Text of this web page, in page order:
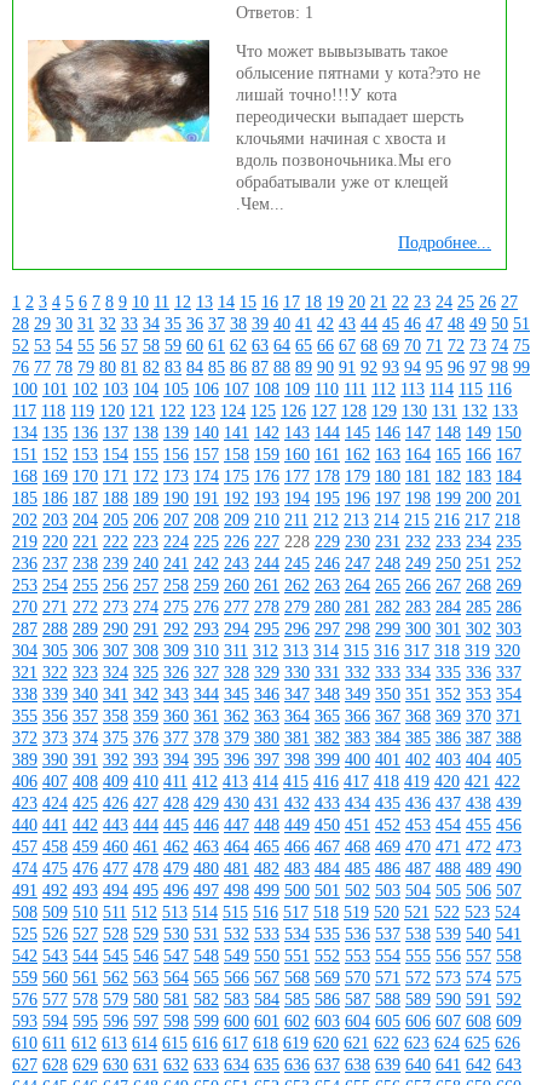
Ответов: 1
Что может вывызывать такое
облысение пятнами у кота?это не
лишай точно!!!У кота
переодически выпадает шерсть
клочьями начиная с хвоста и
вдоль позвоночьника.Мы его
обрабатывали уже от клещей
.Чем...
Подробнее...
1 2 3 4 5 6 7 8 9 10 11 12 13 14 15 16 17 18 19 20 21 22 23 24 25 26 27
28 29 30 31 32 33 34 35 36 37 38 39 40 41 42 43 44 45 46 47 48 49 50 51
52 53 54 55 56 57 58 59 60 61 62 63 64 65 66 67 68 69 70 71 72 73 74 75
76 77 78 79 80 81 82 83 84 85 86 87 88 89 90 91 92 93 94 95 96 97 98 99
100 101 102 103 104 105 106 107 108 109 110 111 112 113 114 115 116
117 118 119 120 121 122 123 124 125 126 127 128 129 130 131 132 133
134 135 136 137 138 139 140 141 142 143 144 145 146 147 148 149 150
151 152 153 154 155 156 157 158 159 160 161 162 163 164 165 166 167
168 169 170 171 172 173 174 175 176 177 178 179 180 181 182 183 184
185 186 187 188 189 190 191 192 193 194 195 196 197 198 199 200 201
202 203 204 205 206 207 208 209 210 211 212 213 214 215 216 217 218
219 220 221 222 223 224 225 226 227 228 229 230 231 232 233 234 235
236 237 238 239 240 241 242 243 244 245 246 247 248 249 250 251 252
253 254 255 256 257 258 259 260 261 262 263 264 265 266 267 268 269
270 271 272 273 274 275 276 277 278 279 280 281 282 283 284 285 286
287 288 289 290 291 292 293 294 295 296 297 298 299 300 301 302 303
304 305 306 307 308 309 310 311 312 313 314 315 316 317 318 319 320
321 322 323 324 325 326 327 328 329 330 331 332 333 334 335 336 337
338 339 340 341 342 343 344 345 346 347 348 349 350 351 352 353 354
355 356 357 358 359 360 361 362 363 364 365 366 367 368 369 370 371
372 373 374 375 376 377 378 379 380 381 382 383 384 385 386 387 388
389 390 391 392 393 394 395 396 397 398 399 400 401 402 403 404 405
406 407 408 409 410 411 412 413 414 415 416 417 418 419 420 421 422
423 424 425 426 427 428 429 430 431 432 433 434 435 436 437 438 439
440 441 442 443 444 445 446 447 448 449 450 451 452 453 454 455 456
457 458 459 460 461 462 463 464 465 466 467 468 469 470 471 472 473
474 475 476 477 478 479 480 481 482 483 484 485 486 487 488 489 490
491 492 493 494 495 496 497 498 499 500 501 502 503 504 505 506 507
508 509 510 511 512 513 514 515 516 517 518 519 520 521 522 523 524
525 526 527 528 529 530 531 532 533 534 535 536 537 538 539 540 541
542 543 544 545 546 547 548 549 550 551 552 553 554 555 556 557 558
559 560 561 562 563 564 565 566 567 568 569 570 571 572 573 574 575
576 577 578 579 580 581 582 583 584 585 586 587 588 589 590 591 592
593 594 595 596 597 598 599 600 601 602 603 604 605 606 607 608 609
610 611 612 613 614 615 616 617 618 619 620 621 622 623 624 625 626
627 628 629 630 631 632 633 634 635 636 637 638 639 640 641 642 643